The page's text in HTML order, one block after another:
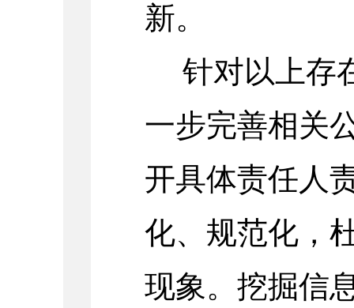
新。
针对以上存
一步完善相关
开具体责任人
化、规范化，
现象。挖掘信